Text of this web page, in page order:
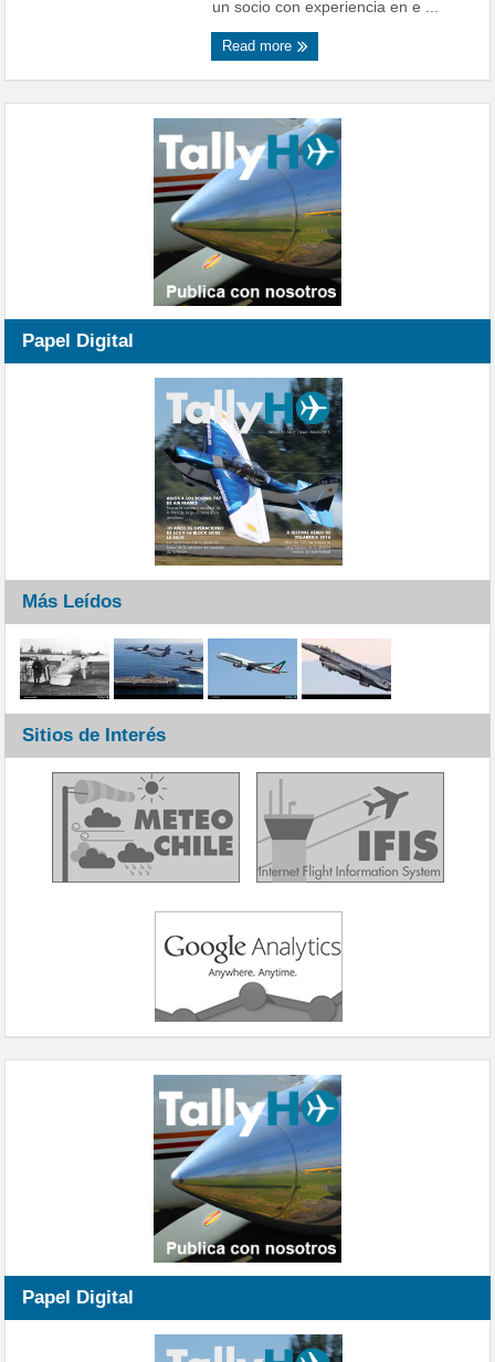
un socio con experiencia en e ...
Read more
Papel Digital
Más Leídos
Sitios de Interés
Papel Digital